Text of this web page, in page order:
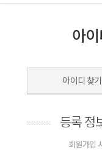
아
아이디 찾기
등록 정
회원가입